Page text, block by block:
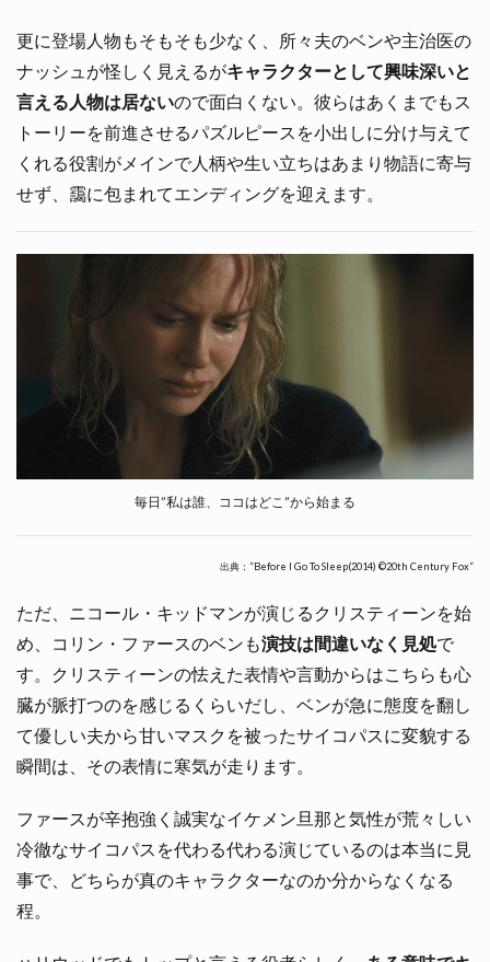
更に登場人物もそもそも少なく、所々夫のベンや主治医の
ナッシュが怪しく見えるがキャラクターとして興味深いと
言える人物は居ないので面白くない。彼らはあくまでもス
トーリーを前進させるパズルピースを小出しに分け与えて
くれる役割がメインで人柄や生い立ちはあまり物語に寄与
せず、靄に包まれてエンディングを迎えます。
毎日”私は誰、ココはどこ”から始まる
出典：”Before I Go To Sleep(2014) ©20th Century Fox”
ただ、ニコール・キッドマンが演じるクリスティーンを始
め、コリン・ファースのベンも演技は間違いなく見処で
す。クリスティーンの怯えた表情や言動からはこちらも心
臓が脈打つのを感じるくらいだし、ベンが急に態度を翻し
て優しい夫から甘いマスクを被ったサイコパスに変貌する
瞬間は、その表情に寒気が走ります。
ファースが辛抱強く誠実なイケメン旦那と気性が荒々しい
冷徹なサイコパスを代わる代わる演じているのは本当に見
事で、どちらが真のキャラクターなのか分からなくなる
程。